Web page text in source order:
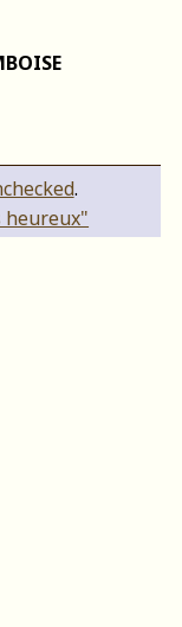
.
heureux"